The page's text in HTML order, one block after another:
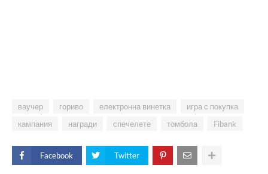
ваучер гориво електронна винетка
игра с покупка
кампания
награди спечелете томбола Fibank
Facebook Twitter